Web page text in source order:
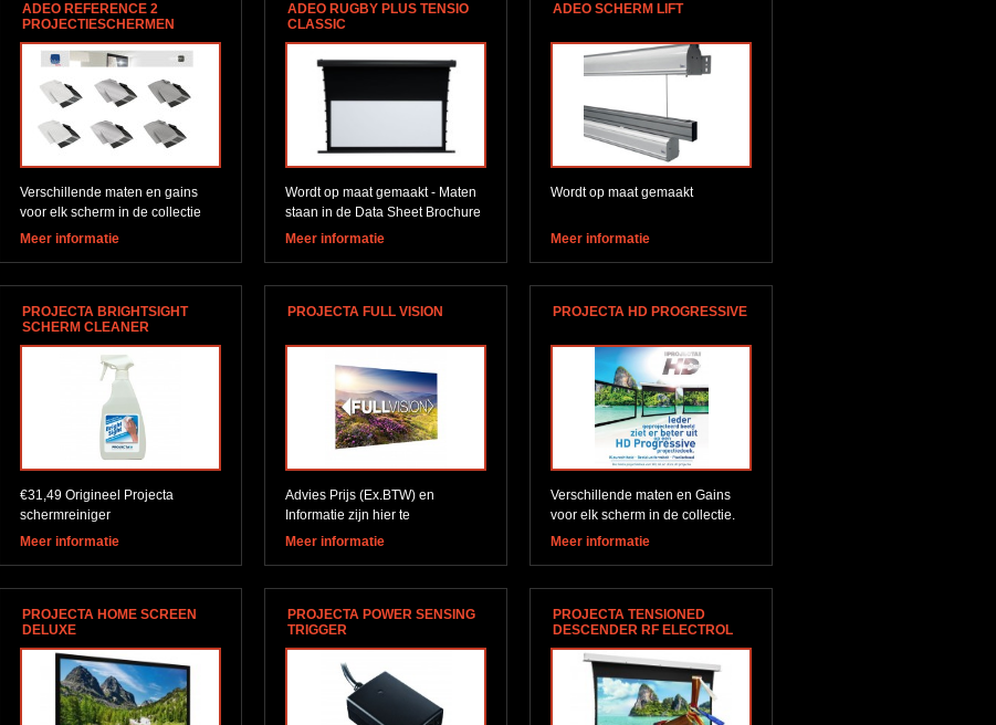
ADEO REFERENCE 2
PROJECTIESCHERMEN
Verschillende maten en gains
voor elk scherm in de collectie
Meer informatie
ADEO RUGBY PLUS TENSIO
CLASSIC
Wordt op maat gemaakt - Maten
staan in de Data Sheet Brochure
Meer informatie
ADEO SCHERM LIFT
Wordt op maat gemaakt
Meer informatie
PROJECTA BRIGHTSIGHT
SCHERM CLEANER
€31,49 Origineel Projecta
schermreiniger
Meer informatie
PROJECTA FULL VISION
Advies Prijs (Ex.BTW) en
Informatie zijn hier te
downloaden
Meer informatie
PROJECTA HD PROGRESSIVE
Verschillende maten en Gains
voor elk scherm in de collectie.
Meer informatie
PROJECTA HOME SCREEN
DELUXE
PROJECTA POWER SENSING
TRIGGER
PROJECTA TENSIONED
DESCENDER RF ELECTROL